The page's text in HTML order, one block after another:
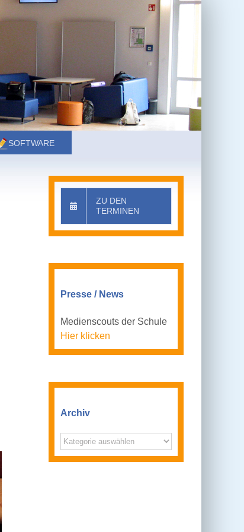
SOFTWARE
ZU DEN
TERMINEN
Presse / News
Medienscouts der Schule
Hier klicken
Archiv
Archiv